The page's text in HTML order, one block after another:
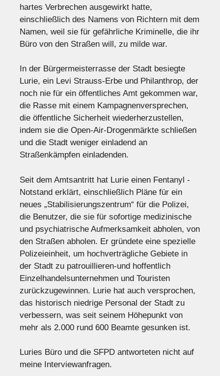
hartes Verbrechen ausgewirkt hatte,
einschließlich des Namens von Richtern mit dem
Namen, weil sie für gefährliche Kriminelle, die ihr
Büro von den Straßen will, zu milde war.
In der Bürgermeisterrasse der Stadt besiegte
Lurie, ein Levi Strauss-Erbe und Philanthrop, der
noch nie für ein öffentliches Amt gekommen war,
die Rasse mit einem Kampagnenversprechen,
die öffentliche Sicherheit wiederherzustellen,
indem sie die Open-Air-Drogenmärkte schließen
und die Stadt weniger einladend an
Straßenkämpfen einladenden.
Seit dem Amtsantritt hat Lurie einen Fentanyl -
Notstand erklärt, einschließlich Pläne für ein
neues „Stabilisierungszentrum“ für die Polizei,
die Benutzer, die sie für sofortige medizinische
und psychiatrische Aufmerksamkeit abholen, von
den Straßen abholen. Er gründete eine spezielle
Polizeieinheit, um hochverträgliche Gebiete in
der Stadt zu patrouillieren-und hoffentlich
Einzelhandelsunternehmen und Touristen
zurückzugewinnen. Lurie hat auch versprochen,
das historisch niedrige Personal der Stadt zu
verbessern, was seit seinem Höhepunkt von
mehr als 2.000 rund 600 Beamte gesunken ist.
Luries Büro und die SFPD antworteten nicht auf
meine Interviewanfragen.